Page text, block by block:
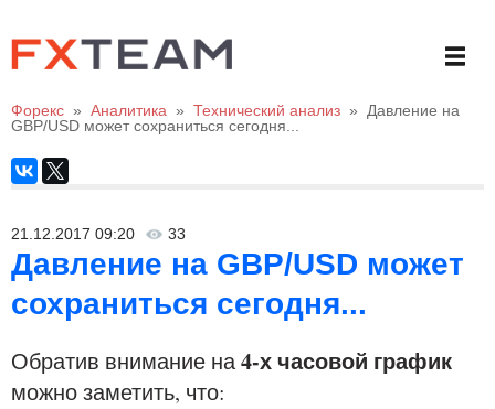
Форекс » Аналитика » Технический анализ »
Давление на
GBP/USD может сохраниться сегодня...
21.12.2017 09:20 33
Давление на GBP/USD может
сохраниться сегодня...
Обратив внимание на4-х часовой график
можно заметить, что: